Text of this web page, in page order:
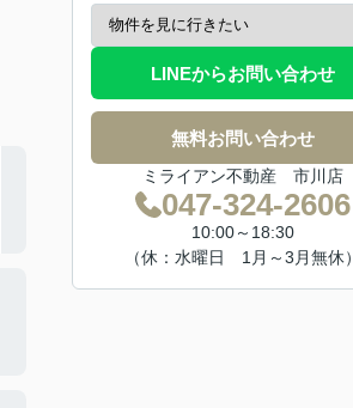
LINEからお問い合わせ
無料お問い合わせ
ミライアン不動産 市川店
047-324-2606
10:00～18:30
（休：水曜日 1月～3月無休）